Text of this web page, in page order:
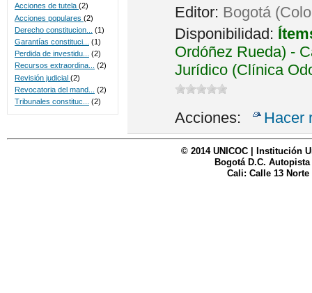
Editor: Bogotá
Disponibilidad:
Ordóñez Rueda) -
Jurídico (Clínica
Acciones: Hacer
Acciones de tutela (2)
Acciones populares (2)
Derecho constitucion...
(1)
Garantías constituci...
(1)
Perdida de investidu...
(2)
Recursos extraordina...
(2)
Revisión judicial (2)
Revocatoria del mand...
(2)
Tribunales constituc...
(2)
© 2014 UNICOC | Institución
Bogotá D.C. Autopista
Cali: Calle 13 Norte